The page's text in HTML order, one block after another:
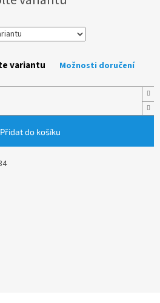
variantu Možnosti doručení
Přidat do košíku